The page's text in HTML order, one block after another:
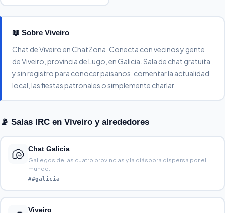
📖 Sobre Viveiro
Chat de Viveiro en ChatZona. Conecta con vecinos y gente
de Viveiro, provincia de Lugo, en Galicia. Sala de chat gratuita
y sin registro para conocer paisanos, comentar la actualidad
local, las fiestas patronales o simplemente charlar.
📡 Salas IRC en Viveiro y alrededores
🐚 Chat Galicia
Gallegos de las cuatro provincias y la diáspora dispersa por el
mundo.
##galicia
Viveiro